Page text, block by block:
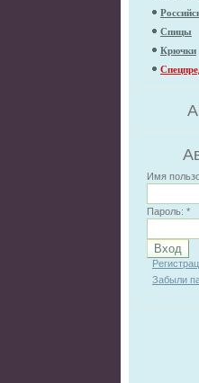
Спицы
Крючки
Имя
Пароль:*
Забыли